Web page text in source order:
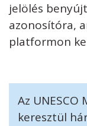
jelölés
azonosítóra,
platformon
Az
keresztül